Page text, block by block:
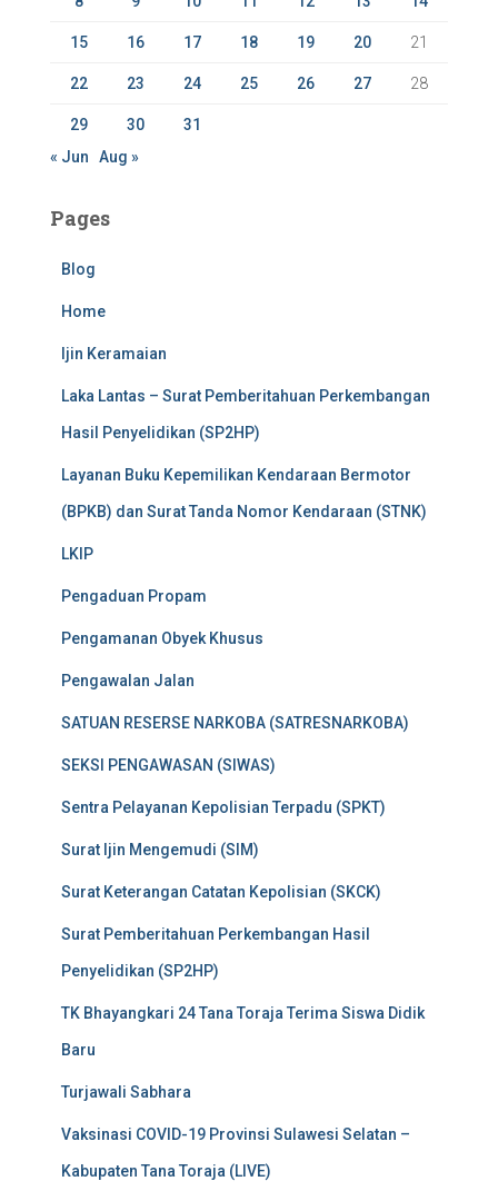
15 16 17 18 19 20 21
22 23 24 25 26 27 28
29 30
31
« Jun
Aug »
Pages
Blog
Home
Ijin Keramaian
Laka Lantas – Surat Pemberitahuan Perkembangan
Hasil Penyelidikan (SP2HP)
Layanan Buku Kepemilikan Kendaraan Bermotor
(BPKB) dan Surat Tanda Nomor Kendaraan (STNK)
LKIP
Pengaduan Propam
Pengamanan Obyek Khusus
Pengawalan Jalan
SATUAN RESERSE NARKOBA (SATRESNARKOBA)
SEKSI PENGAWASAN (SIWAS)
Sentra Pelayanan Kepolisian Terpadu (SPKT)
Surat Ijin Mengemudi (SIM)
Surat Keterangan Catatan Kepolisian (SKCK)
Surat Pemberitahuan Perkembangan Hasil
Penyelidikan (SP2HP)
TK Bhayangkari 24 Tana Toraja Terima Siswa Didik
Baru
Turjawali Sabhara
Vaksinasi COVID-19 Provinsi Sulawesi Selatan –
Kabupaten Tana Toraja (LIVE)